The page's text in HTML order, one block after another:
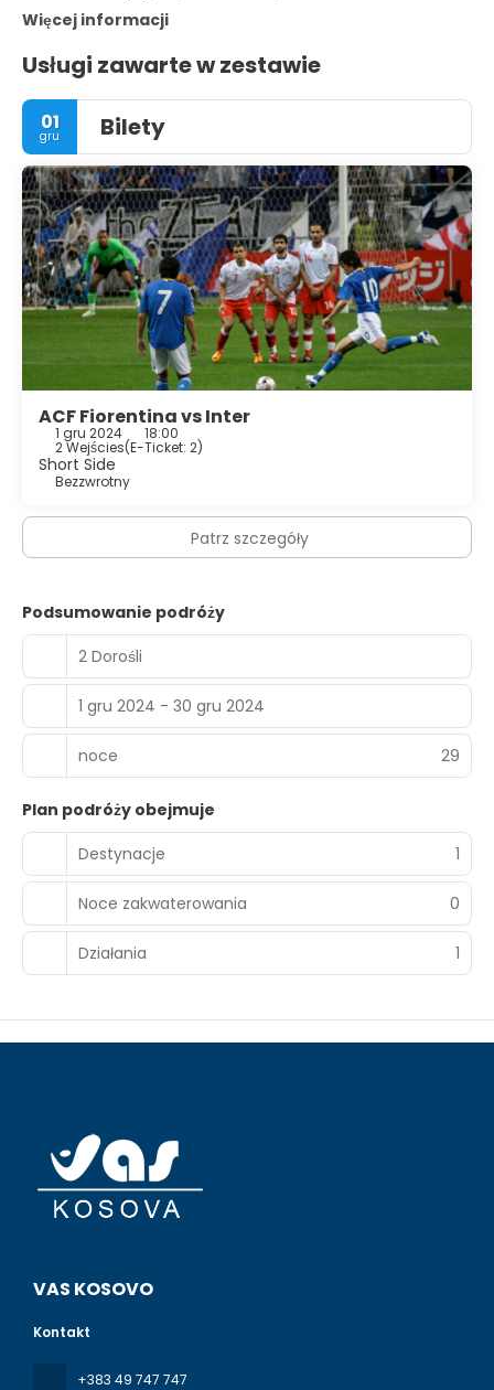
Więcej informacji
Usługi zawarte w zestawie
01
gru Bilety
ACF Fiorentina vs Inter
1 gru 2024 18:00
2 Wejścies(E-Ticket: 2)
Short Side
Bezzwrotny
Patrz szczegóły
Podsumowanie podróży
2 Dorośli
1 gru 2024 - 30 gru 2024
noce 29
Plan podróży obejmuje
Destynacje
1
Noce zakwaterowania 0
Działania 1
VAS KOSOVO
Kontakt
+383 49 747 747